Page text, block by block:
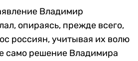
Владимир
опираясь, прежде всего,
россиян, учитывая их волю
само решение Владимира